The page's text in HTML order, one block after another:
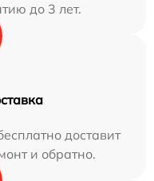
до 3 лет.
доставит
и обратно.